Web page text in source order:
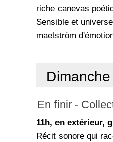
riche canevas
Sensible et
maelström
En finir -
11h, en extérieur,
Récit sonore qui